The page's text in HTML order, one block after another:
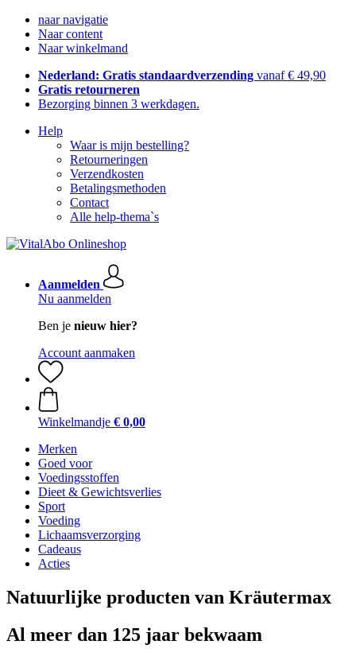
naar navigatie
Naar content
Naar winkelmand
Nederland: Gratis standaardverzending vanaf € 49,90
Gratis retourneren
Bezorging binnen 3 werkdagen.
Help
Waar is mijn bestelling?
Retourneringen
Verzendkosten
Betalingsmethoden
Contact
Alle help-thema`s
Aanmelden
Nu aanmelden
Ben je nieuw hier?
Account aanmaken
Winkelmandje € 0,00
Merken
Goed voor
Voedingsstoffen
Dieet & Gewichtsverlies
Sport
Voeding
Lichaamsverzorging
Cadeaus
Acties
Natuurlijke producten van Kräutermax
Al meer dan 125 jaar bekwaam